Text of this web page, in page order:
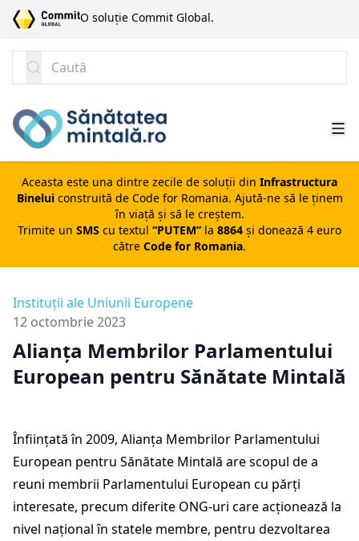
SARI LA CONȚINUT
O soluție Commit Global.
Caută
Aceasta este una dintre zecile de soluții din Infrastructura
Bineluiconstruită de Code for Romania. Ajută-ne să le ținem
în viață și să le creștem.
Trimite un SMS cu textul “PUTEM” la 8864 și donează 4 euro
către Code for Romania.
Instituții ale Uniunii Europene
12 octombrie 2023
Alianța Membrilor Parlamentului
European pentru Sănătate Mintală
Înființată în 2009, Alianța Membrilor Parlamentului
European pentru Sănătate Mintală are scopul de a
reuni membrii Parlamentului European cu părți
interesate, precum diferite ONG-uri care acționează la
nivel național în statele membre, pentru dezvoltarea